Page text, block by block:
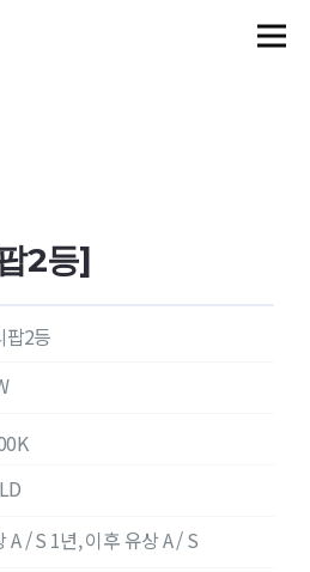
2등]
팝2등
A / S 1년, 이후 유상 A / S